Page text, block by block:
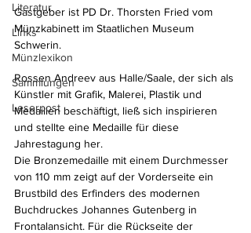
Literatur
Links
Münzlexikon
Sammlungen
Leserpost
Gastgeber ist PD Dr. Thorsten Fried vom
Münzkabinett im Staatlichen Museum
Schwerin.
Rossen Andreev aus Halle/Saale, der sich als
Künstler mit Grafik, Malerei, Plastik und
Medaillen beschäftigt, ließ sich inspirieren
und stellte eine Medaille für diese
Jahrestagung her.
Die Bronzemedaille mit einem Durchmesser
von 110 mm zeigt auf der Vorderseite ein
Brustbild des Erfinders des modernen
Buchdruckes Johannes Gutenberg in
Frontalansicht. Für die Rückseite der